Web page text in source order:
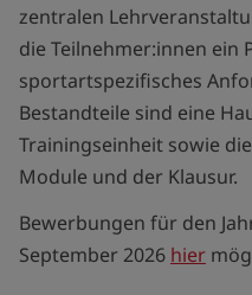
zentralen
die Teilnehmer:innen ein
sportartspezifisches
Bestandteile sind eine
Trainingseinheit sowie
Module und der Klausur.
Bewerbungen für den
September 2026 hier